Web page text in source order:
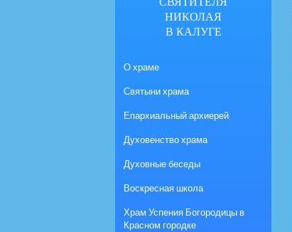
НИКОЛАЯ
В КАЛУГЕ
О храме
Святыни храма
Епархиальный архиерей
Духовенство храма
Духовные беседы
Воскресная школа
Храм Успения Богородицы в
Красном городке